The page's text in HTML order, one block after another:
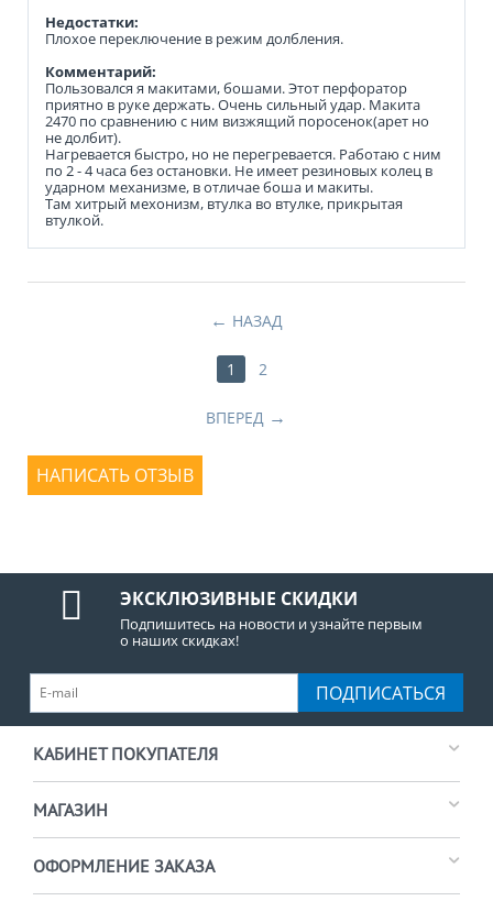
Недостатки:
Плохое переключение в режим долбления.
Комментарий:
Пользовался я макитами, бошами. Этот перфоратор
приятно в руке держать. Очень сильный удар. Макита
2470 по сравнению с ним визжящий поросенок(арет но
не долбит).
Нагревается быстро, но не перегревается. Работаю с ним
по 2 - 4 часа без остановки. Не имеет резиновых колец в
ударном механизме, в отличае боша и макиты.
Там хитрый мехонизм, втулка во втулке, прикрытая
втулкой.
НАЗАД
1 2
ВПЕРЕД
НАПИСАТЬ ОТЗЫВ
ЭКСКЛЮЗИВНЫЕ СКИДКИ
Подпишитесь на новости и узнайте первым
о наших скидках!
ПОДПИСАТЬСЯ
КАБИНЕТ ПОКУПАТЕЛЯ
МАГАЗИН
ОФОРМЛЕНИЕ ЗАКАЗА